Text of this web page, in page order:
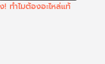
ทำไมต้องอะไหล่แท้